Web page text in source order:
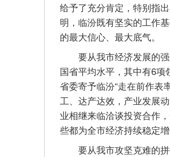
给予了充分肯定，特别指
明，临汾既有坚实的工作
的最大信心、最大底气。
要从我市经济发展的强
国省平均水平，其中有6
省委寄予临汾“走在前作表
工、达产达效，产业发展
业相继来临洽谈投资合作
些都为全市经济持续稳定
要从我市攻坚克难的拼